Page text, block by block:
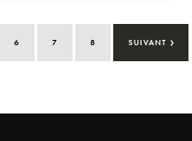
6 7 8 SUIVANT ›